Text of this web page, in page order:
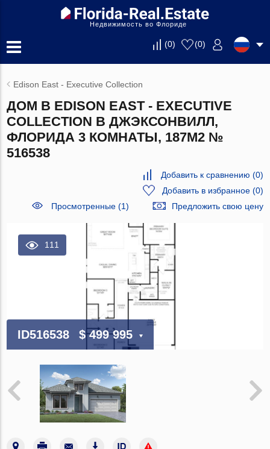
Недвижимость во Флориде
(0) (0)
Edison East - Executive Collection
ДОМ В EDISON EAST - EXECUTIVE
COLLECTION В ДЖЭКСОНВИЛЛ,
ФЛОРИДА 3 КОМНАТЫ, 187М2 №
516538
Добавить к сравнению (0)
Добавить в избранное(0)
Просмотренные (1)
Предложить свою цену
111
ID516538 $ 499 995